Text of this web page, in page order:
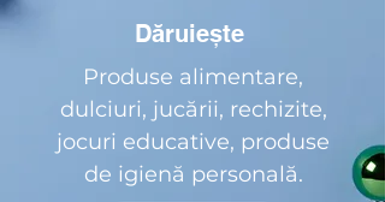
Dăruiește
Produse alimentare,
dulciuri, jucării, rechizite,
jocuri educative, produse
de igienă personală.